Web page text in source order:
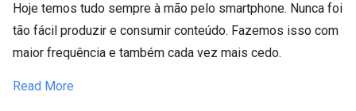
Hoje temos tudo sempre à mão pelo smartphone. Nunca foi
tão fácil produzir e consumir conteúdo. Fazemos isso com
maior frequência e também cada vez mais cedo.
Read More